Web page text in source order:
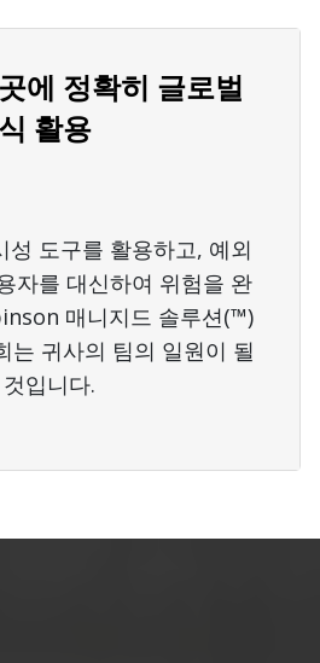
에 정확히 글로벌
활용
성 도구를 활용하고, 예외
자를 대신하여 위험을 완
매니지드 솔루션(™)
는 귀사의 팀의 일원이 될
것입니다.